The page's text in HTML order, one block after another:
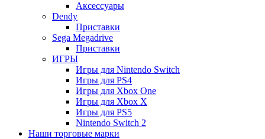
Аксессуары
Dendy
Приставки
Sega Megadrive
Приставки
ИГРЫ
Игры для Nintendo Switch
Игры для PS4
Игры для Xbox One
Игры для Xbox X
Игры для PS5
Nintendo Switch 2
Наши торговые марки